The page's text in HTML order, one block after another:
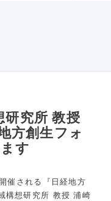
研究所 教授
方創生フォ
す
催される『日経地方
構想研究所 教授 浦崎